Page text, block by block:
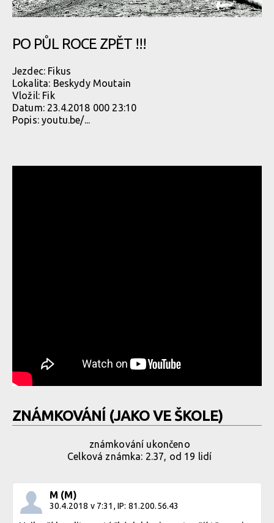
PO PŮL ROCE ZPĚT !!!
Jezdec: Fikus
Lokalita: Beskydy Moutain
Vložil: Fik
Datum: 23.4.2018 000 23:10
Popis:youtu.be/...
ZNÁMKOVÁNÍ (JAKO VE ŠKOLE)
známkování ukončeno
Celková známka: 2.37, od 19 lidí
M (M)
30.4.2018 v 7:31, IP: 81.200.56.43